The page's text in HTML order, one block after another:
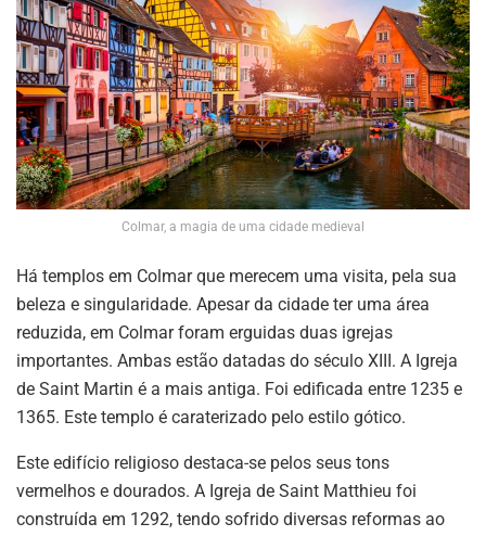
Colmar, a magia de uma cidade medieval
Há templos em Colmar que merecem uma visita, pela sua
beleza e singularidade. Apesar da cidade ter uma área
reduzida, em Colmar foram erguidas duas igrejas
importantes. Ambas estão datadas do século XIII. A Igreja
de Saint Martin é a mais antiga. Foi edificada entre 1235 e
1365. Este templo é caraterizado pelo estilo gótico.
Este edifício religioso destaca-se pelos seus tons
vermelhos e dourados. A Igreja de Saint Matthieu foi
construída em 1292, tendo sofrido diversas reformas ao